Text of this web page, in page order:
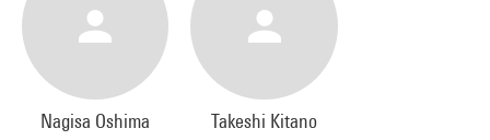
Nagisa Oshima Takeshi Kitano